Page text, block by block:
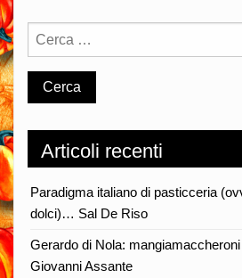
Articoli recenti
Paradigma italiano di pasticceria
dolci)… Sal De Riso
Gerardo di Nola:
Giovanni Assante